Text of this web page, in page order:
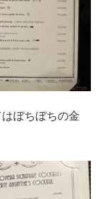
ぼちぼちの金